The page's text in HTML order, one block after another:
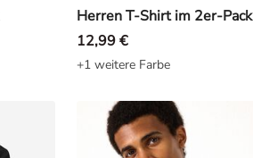
Herren T-Shirt im 2er-Pack
12,99 €
+1 weitere Farbe